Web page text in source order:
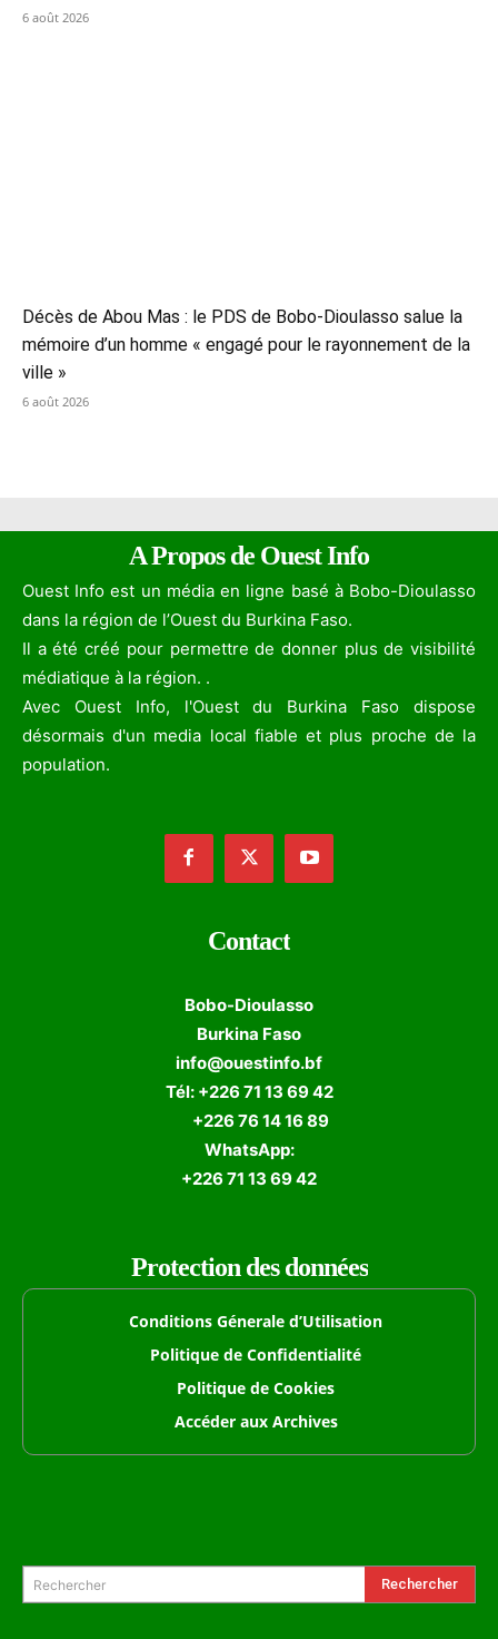
6 août 2026
Décès de Abou Mas : le PDS de Bobo-Dioulasso salue la
mémoire d’un homme « engagé pour le rayonnement de la
ville »
6 août 2026
A Propos de Ouest Info
Ouest Info est un média en ligne basé à Bobo-Dioulasso
dans la région de l’Ouest du Burkina Faso.
Il a été créé pour permettre de donner plus de visibilité
médiatique à la région. .
Avec Ouest Info, l'Ouest du Burkina Faso dispose
désormais d'un media local fiable et plus proche de la
population.
Contact
Bobo-Dioulasso
Burkina Faso
info@ouestinfo.bf
Tél: +226 71 13 69 42
+226 76 14 16 89
WhatsApp:
+226 71 13 69 42
Protection des données
Conditions Génerale d’Utilisation
Politique de Confidentialité
Politique de Cookies
Accéder aux Archives
Rechercher Rechercher